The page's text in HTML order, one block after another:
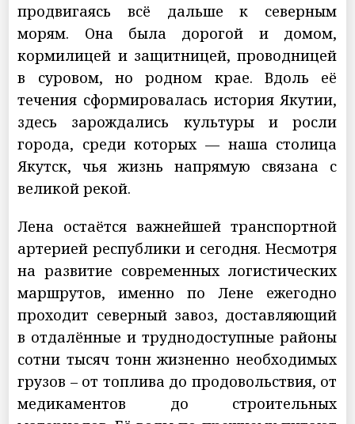
продвигаясь всё дальше к северным
морям. Она была дорогой и домом,
кормилицей и защитницей, проводницей
в суровом, но родном крае. Вдоль её
течения сформировалась история Якутии,
здесь зарождались культуры и росли
города, среди которых — наша столица
Якутск, чья жизнь напрямую связана с
великой рекой.
Лена остаётся важнейшей транспортной
артерией республики и сегодня. Несмотря
на развитие современных логистических
маршрутов, именно по Лене ежегодно
проходит северный завоз, доставляющий
в отдалённые и труднодоступные районы
сотни тысяч тонн жизненно необходимых
грузов – от топлива до продовольствия, от
медикаментов до строительных